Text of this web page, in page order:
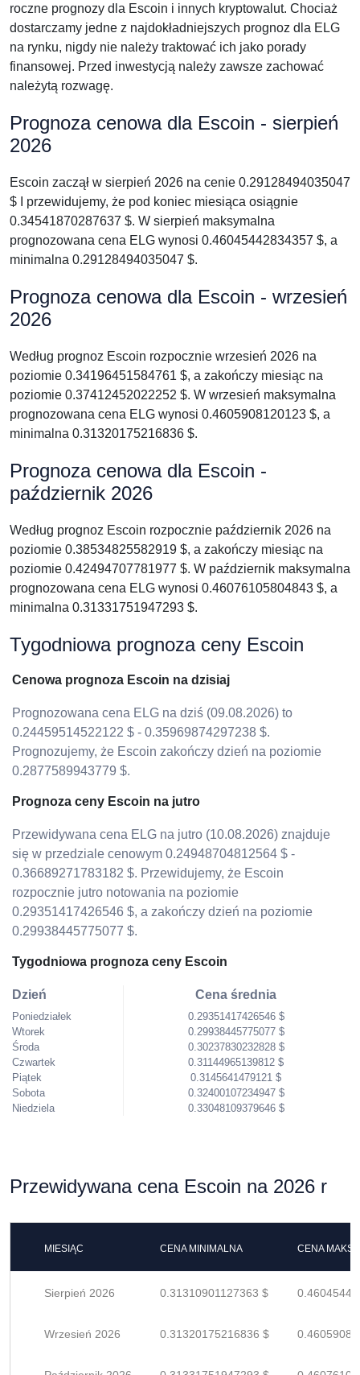
roczne prognozy dla Escoin i innych kryptowalut. Chociaż
dostarczamy jedne z najdokładniejszych prognoz dla ELG
na rynku, nigdy nie należy traktować ich jako porady
finansowej. Przed inwestycją należy zawsze zachować
należytą rozwagę.
Prognoza cenowa dla Escoin - sierpień
2026
Escoin zaczął w sierpień 2026 na cenie 0.29128494035047
$ I przewidujemy, że pod koniec miesiąca osiągnie
0.34541870287637 $. W sierpień maksymalna
prognozowana cena ELG wynosi 0.46045442834357 $, a
minimalna 0.29128494035047 $.
Prognoza cenowa dla Escoin - wrzesień
2026
Według prognoz Escoin rozpocznie wrzesień 2026 na
poziomie 0.34196451584761 $, a zakończy miesiąc na
poziomie 0.37412452022252 $. W wrzesień maksymalna
prognozowana cena ELG wynosi 0.4605908120123 $, a
minimalna 0.31320175216836 $.
Prognoza cenowa dla Escoin -
październik 2026
Według prognoz Escoin rozpocznie październik 2026 na
poziomie 0.38534825582919 $, a zakończy miesiąc na
poziomie 0.42494707781977 $. W październik maksymalna
prognozowana cena ELG wynosi 0.46076105804843 $, a
minimalna 0.31331751947293 $.
Tygodniowa prognoza ceny Escoin
Cenowa prognoza Escoin na dzisiaj
Prognozowana cena ELG na dziś (09.08.2026) to
0.24459514522122 $ - 0.35969874297238 $.
Prognozujemy, że Escoin zakończy dzień na poziomie
0.2877589943779 $.
Prognoza ceny Escoin na jutro
Przewidywana cena ELG na jutro (10.08.2026) znajduje
się w przedziale cenowym 0.24948704812564 $ -
0.36689271783182 $. Przewidujemy, że Escoin
rozpocznie jutro notowania na poziomie
0.29351417426546 $, a zakończy dzień na poziomie
0.29938445775077 $.
Tygodniowa prognoza ceny Escoin
Dzień
Poniedziałek
Wtorek
Środa
Czwartek
Piątek
Sobota
Niedziela
Cena średnia
0.29351417426546 $
0.29938445775077 $
0.30237830232828 $
0.31144965139812 $
0.3145641479121 $
0.32400107234947 $
0.33048109379646 $
Przewidywana cena Escoin na 2026 r
MIESIĄC CENA MINIMALNA CENA
Sierpień 2026 0.31310901127363 $
Wrzesień 2026 0.31320175216836 $